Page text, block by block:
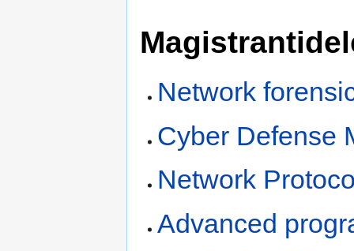
Network
Cyber Defense
Network
Advanced